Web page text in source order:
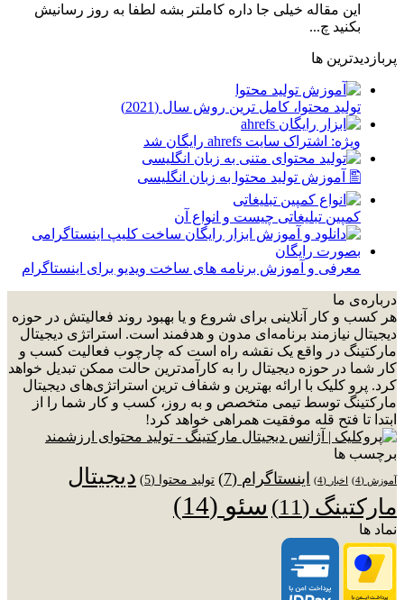
این مقاله خیلی جا داره کاملتر بشه لطفا به روز رسانیش
بکنید چ...
پربازدیدترین ها
توليد محتوا، کامل ترین روش سال (2021)
ویژه: اشتراک سایت ahrefs رایگان شد
🖺 آموزش تولید محتوا به زبان انگلیسی
کمپین تبلیغاتی چیست و انواع آن
معرفی و آموزش برنامه های ساخت ویدیو برای اینستاگرام
درباره‌ی ما
هر کسب و کار آنلاینی برای شروع و یا بهبود روند فعالیتش در حوزه
دیجیتال نیازمند برنامه‌ای مدون و هدفمند است. استراتژی دیجیتال
مارکتینگ در واقع یک نقشه راه است که چارچوب فعالیت کسب و
کار شما در حوزه دیجیتال را به کارآمدترین حالت ممکن تبدیل خواهد
کرد. پرو کلیک با ارائه بهترین و شفاف ترین استراتژی‌های دیجیتال
مارکتینگ توسط تیمی متخصص و به روز، کسب و کار شما را از
ابتدا تا فتح قله موفقیت همراهی خواهد کرد!
برچسب ها
آموزش (4) اخبار (4) اینستاگرام (7) تولید محتوا (5)
دیجیتال
مارکتینگ (11) سئو (14)
نماد ها